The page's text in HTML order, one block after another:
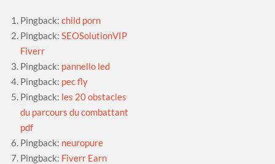
Pingback:child porn
Pingback: SEOSolutionVIP
Fiverr
Pingback: pannello led
Pingback: pec fly
Pingback: les 20 obstacles
du parcours du combattant
pdf
Pingback: neuropure
Pingback: Fiverr Earn